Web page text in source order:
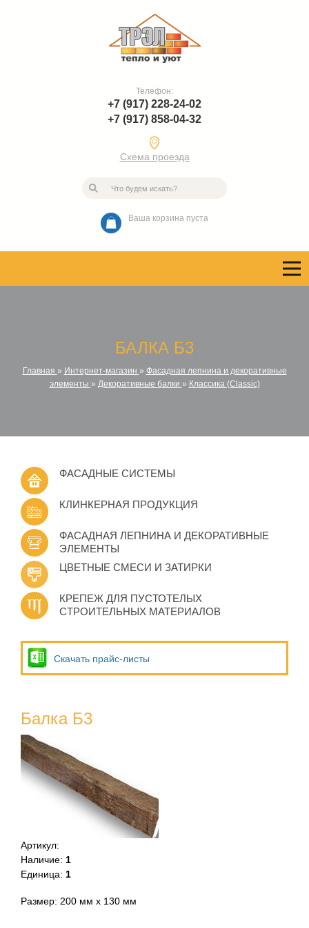
Телефон:
+7 (917) 228-24-02
+7 (917) 858-04-32
Схема проезда
Ваша корзина пуста
БАЛКА Б3
Главная » Интернет-магазин » Фасадная лепнина и декоративные
элементы » Декоративные балки » Классика (Classic)
ФАСАДНЫЕ СИСТЕМЫ
КЛИНКЕРНАЯ ПРОДУКЦИЯ
ФАСАДНАЯ ЛЕПНИНА И ДЕКОРАТИВНЫЕ
ЭЛЕМЕНТЫ
ЦВЕТНЫЕ СМЕСИ И ЗАТИРКИ
КРЕПЕЖ ДЛЯ ПУСТОТЕЛЫХ
СТРОИТЕЛЬНЫХ МАТЕРИАЛОВ
Скачать прайс-листы
Балка Б3
Артикул:
Наличие: 1
Единица: 1
Размер: 200 мм х 130 мм